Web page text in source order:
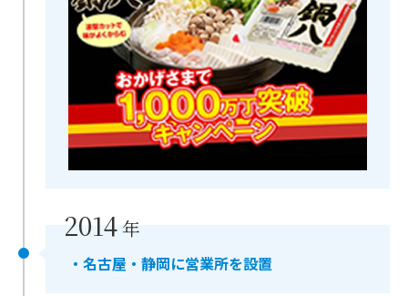
2014年
・名古屋・静岡に営業所を設置